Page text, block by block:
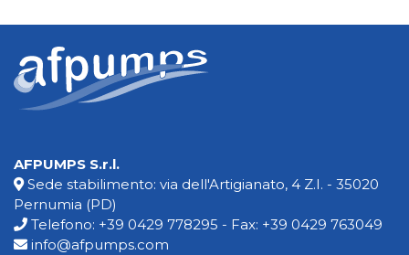
AFPUMPS S.r.l.
Sede stabilimento: via dell'Artigianato, 4 Z.I. - 35020
Pernumia (PD)
Telefono: +39 0429 778295 - Fax: +39 0429 763049
info@afpumps.com